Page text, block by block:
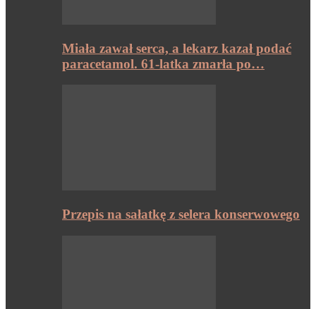
Miała zawał serca, a lekarz kazał podać
paracetamol. 61-latka zmarła po…
Przepis na sałatkę z selera konserwowego